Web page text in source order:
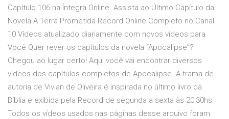
Capítulo 106 na Íntegra Online. Assista ao Último Capítulo da
Novela A Terra Prometida Record Online Completo no Canal
10 Vídeos atualizado diariamente com novos vídeos para
Você Quer rever os capítulos da novela “Apocalipse”?
Chegou ao lugar certo! Aqui você vai encontrar diversos
vídeos dos capítulos completos de Apocalipse. A trama de
autoria de Vivian de Oliveira é inspirada no último livro da
Bíblia e exibida pela Record de segunda a sexta às 20:30hs.
Todos os vídeos usados nas páginas desse arquivo foram